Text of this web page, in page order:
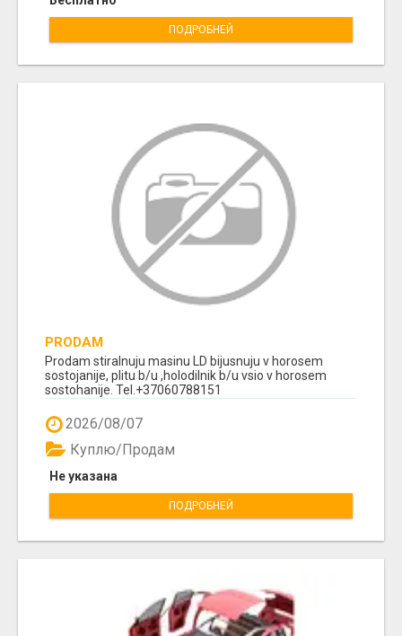
ПОДРОБНЕЙ
PRODAM
Prodam stiralnuju masinu LD bijusnuju v horosem
sostojanije, plitu b/u ,holodilnik b/u vsio v horosem
sostohanije. Tel.+37060788151
2026/08/07
Не указана
Куплю/Продам
ПОДРОБНЕЙ